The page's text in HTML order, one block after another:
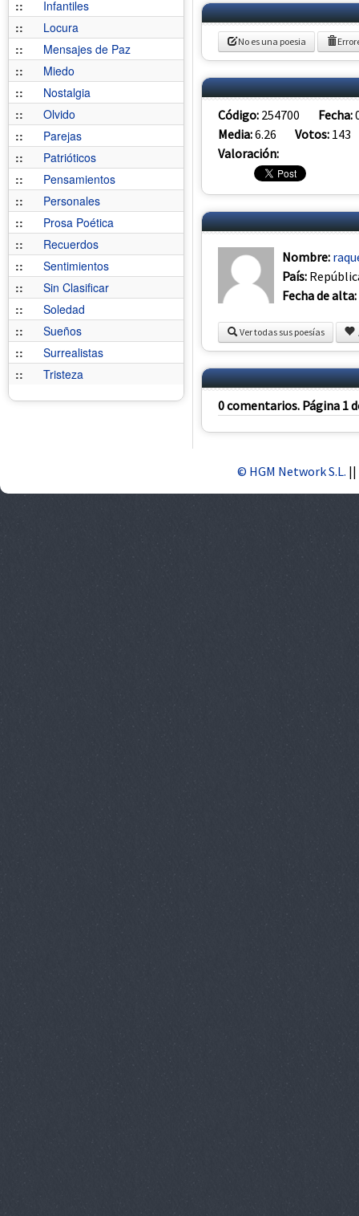
::
Infantiles
::
Locura
::
Mensajes de Paz
::
Miedo
::
Nostalgia
::
Olvido
::
Parejas
::
Patrióticos
::
Pensamientos
::
Personales
::
Prosa Poética
::
Recuerdos
::
Sentimientos
::
Sin Clasificar
::
Soledad
::
Sueños
::
Surrealistas
::
Tristeza
No es una poesia
Código: 254700 Fecha:
Media:6.26 Votos: 143
Valoración:
Nombre:
País:
Fecha de alta:
Ver todas sus poesías
0 comentarios. Página 1
© HGM Network S.L. ||